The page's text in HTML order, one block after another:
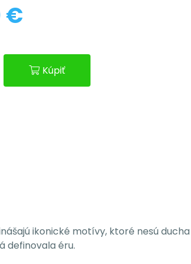
€
Kúpiť
ikonické motívy, ktoré nesú
definovala éru.